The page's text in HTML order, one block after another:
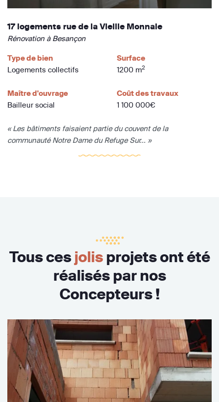
17 logements rue de la Vieille Monnaie
Rénovation à Besançon
Type de bien
Logements collectifs
Surface
1200 m2
Maître d'ouvrage
Bailleur social
Coût des travaux
1 100 000€
« Les bâtiments faisaient partie du couvent de la
communauté Notre Dame du Refuge Sur... »
Tous cesjolisprojets ont été
réalisés par nos
Concepteurs !